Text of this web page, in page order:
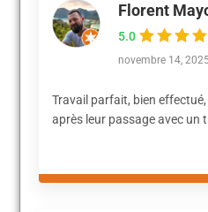
Florent
5.0
novembre 14, 2025
Travail parfait, bien
après leur passage avec un